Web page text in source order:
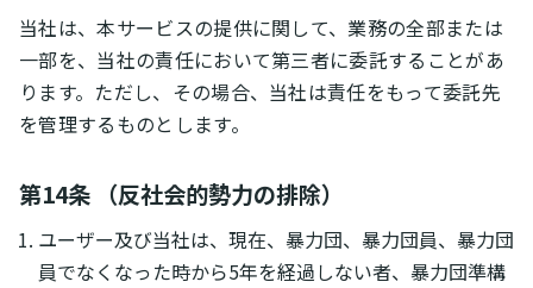
当社は、本サービスの提供に関して、業務の全部または
一部を、当社の責任において第三者に委託することがあ
ります。ただし、その場合、当社は責任をもって委託先
を管理するものとします。
第14条 （反社会的勢力の排除）
ユーザー及び当社は、現在、暴力団、暴力団員、暴力団
員でなくなった時から5年を経過しない者、暴力団準構